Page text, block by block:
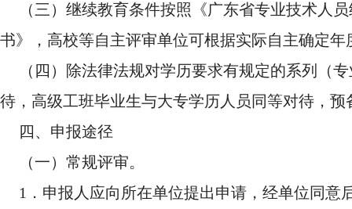
（三）继续教育条件按照《广东省专业技术人
书》，高校等自主评审单位可根据实际自主确定年
（四）除法律法规对学历要求有规定的系列（
待，高级工班毕业生与大专学历人员同等对待，
四、申报途径
（一）常规评审。
1．申报人应向所在单位提出申请，经单位同